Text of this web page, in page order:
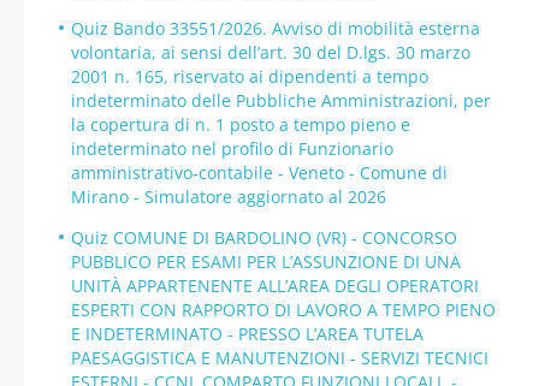
Quiz Bando 33551/2026. Avviso di mobilità esterna
volontaria, ai sensi dell’art. 30 del D.lgs. 30 marzo
2001 n. 165, riservato ai dipendenti a tempo
indeterminato delle Pubbliche Amministrazioni, per
la copertura di n. 1 posto a tempo pieno e
indeterminato nel profilo di Funzionario
amministrativo-contabile - Veneto - Comune di
Mirano - Simulatore aggiornato al 2026
Quiz COMUNE DI BARDOLINO (VR) - CONCORSO
PUBBLICO PER ESAMI PER L’ASSUNZIONE DI UNA
UNITÀ APPARTENENTE ALL’AREA DEGLI OPERATORI
ESPERTI CON RAPPORTO DI LAVORO A TEMPO PIENO
E INDETERMINATO - PRESSO L’AREA TUTELA
PAESAGGISTICA E MANUTENZIONI - SERVIZI TECNICI